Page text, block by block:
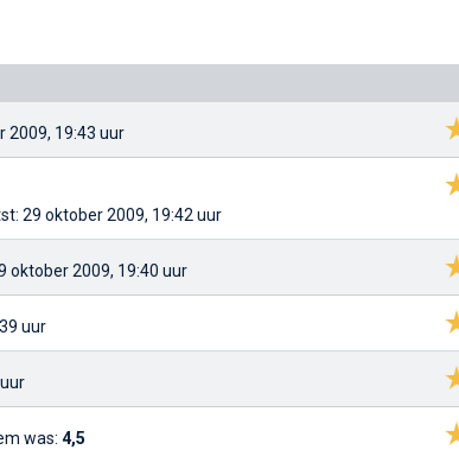
2009, 19:43 uur
29 oktober 2009, 19:42 uur
oktober 2009, 19:40 uur
uur
was: 4,5